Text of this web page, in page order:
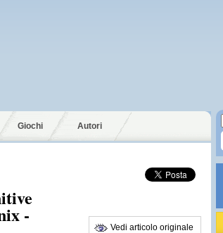
Giochi Autori
-
Vedi articolo originale